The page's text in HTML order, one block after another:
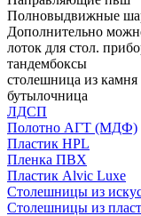
Полновыдвижные
Дополнительно
лоток для стол.
тандембоксы
столешница из камня
бутылочница
ЛДСП
Полотно АГТ (МДФ)
Пластик HPL
Пленка ПВХ
Пластик Alvic Luxe
Столешницы из
Столешницы из